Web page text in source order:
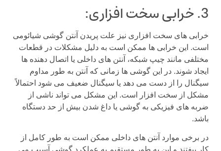
3. خرابی سخت افزاری:
خرابی های سخت افزاری نیز علت پریدن آنتن گوشی شیائومی
است. این خرابی ها ممکن است به دلیل مشکلات در قطعات
مختلفی مانند چیپ شبکه، آنتن های داخلی یا اتصال دهنده ها
ایجاد شوند. در این گوشی ها زمانی که آنتن به طور مداوم
سیگنال را از دست می دهد یا سیگنال ضعیف می شود احتمالاً
مشکل از سخت افزار است. این مشکل می تواند ناشی از
ضربه های فیزیکی به گوشی یا داغ شدن بیش از حد دستگاه
باشد.
در برخی موارد آنتن های داخلی ممکن است به طور کامل از
کار بیفتند و این به طور مستقیم به عملکرد گوشی آسیب می